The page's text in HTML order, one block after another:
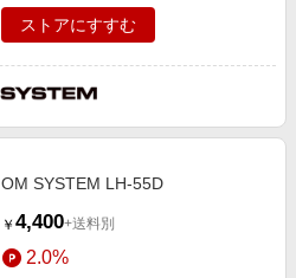
ストアにすすむ
OM SYSTEM LH-55D
￥ 4,400+送料別
2.0%